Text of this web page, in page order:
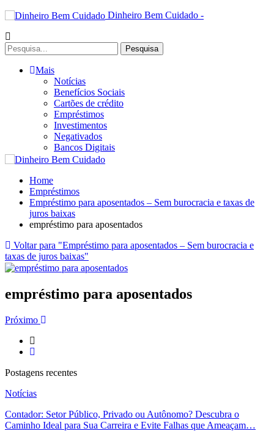
Dinheiro Bem Cuidado -
Mais
Notícias
Benefícios Sociais
Cartões de crédito
Empréstimos
Investimentos
Negativados
Bancos Digitais
Home
Empréstimos
Empréstimo para aposentados – Sem burocracia e taxas de
juros baixas
empréstimo para aposentados
Voltar para "Empréstimo para aposentados – Sem burocracia e
taxas de juros baixas"
empréstimo para aposentados
Próximo
Postagens recentes
Notícias
Contador: Setor Público, Privado ou Autônomo? Descubra o
Caminho Ideal para Sua Carreira e Evite Falhas que Ameaçam…